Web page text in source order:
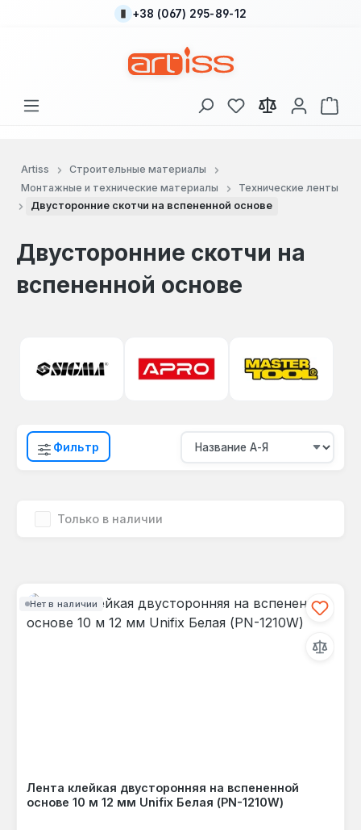
Перейти к основному содержанию
+38 (067) 295-89-12
У вас есть товары
В
Artiss
Строительные материалы
Монтажные и технические материалы
Технические ленты
Двусторонние скотчи на вспененной основе
Двусторонние скотчи на
вспененной основе
Фильтр
Только в наличии
Нет в наличии
Лента клейкая двусторонняя на вспененной
основе 10 м 12 мм Unifix Белая (PN-1210W)